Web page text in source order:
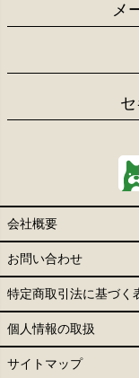
メ
会社概要
お問い合わせ
特定商取引法に基づく
個人情報の取扱
サイトマップ